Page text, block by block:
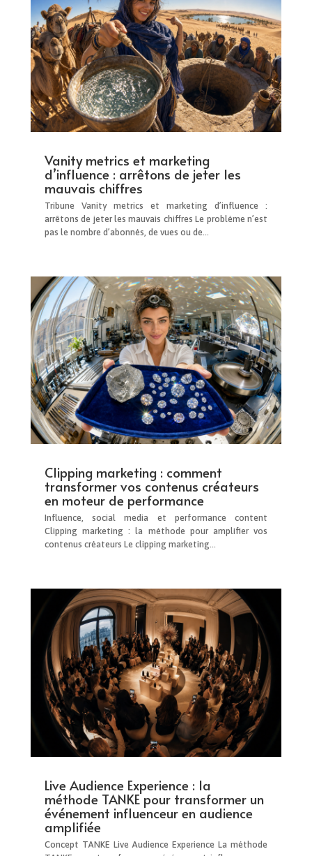
Vanity metrics et marketing
d’influence : arrêtons de jeter les
mauvais chiffres
Tribune Vanity metrics et marketing d’influence :
arrêtons de jeter les mauvais chiffres Le problème n’est
pas le nombre d’abonnés, de vues ou de...
Clipping marketing : comment
transformer vos contenus créateurs
en moteur de performance
Influence, social media et performance content
Clipping marketing : la méthode pour amplifier vos
contenus créateurs Le clipping marketing...
Live Audience Experience : la
méthode TANKE pour transformer un
événement influenceur en audience
amplifiée
Concept TANKE Live Audience Experience La méthode